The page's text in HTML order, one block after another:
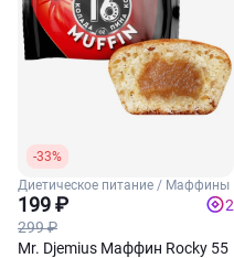
-33%
Диетическое питание / Маффины
199 ₽
299 ₽
2
Mr. Djemius Маффин Rocky 55